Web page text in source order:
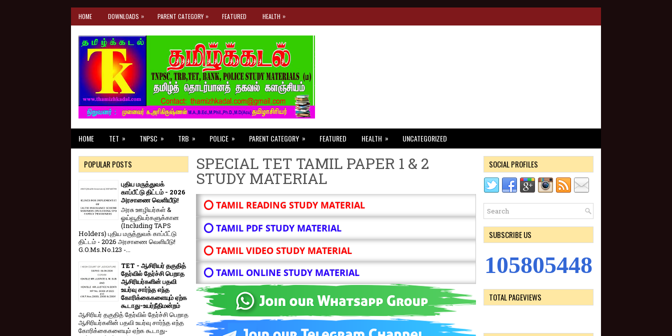
HOME DOWNLOADS » PARENT CATEGORY » FEATURED HEALTH »
HOME TET » TNPSC » TRB » POLICE » PARENT CATEGORY » FEATURED HEALTH » UNCATEGORIZED
SPECIAL TET TAMIL PAPER 1 & 2
STUDY MATERIAL
⭕ TAMIL READING STUDY MATERIAL
⭕ TAMIL PDF STUDY MATERIAL
⭕ TAMIL VIDEO STUDY MATERIAL
⭕ TAMIL ONLINE STUDY MATERIAL
POPULAR POSTS
புதிய மருத்துவக்
காப்பீட்டு திட்டம் - 2026
அரசாணை வெளியீடு!
அரசு ஊழியர்கள் &
ஓய்வூதியர்களுக்கான
(Including TAPS
Holders) புதிய மருத்துவக் காப்பீட்டு
திட்டம் - 2026 அரசாணை வெளியீடு!
G.O.Ms.No.123 -...
TET - ஆசிரியர் தகுதித்
தேர்வில் தேர்ச்சி பெறாத
ஆசிரியர்களின் பதவி
உயர்வு சார்ந்த எந்த
கோரிக்கைகளையும் ஏற்க
கூடாது-உயர்நீதிமன்றம்
ஆசிரியர் தகுதித் தேர்வில் தேர்ச்சி பெறாத
ஆசிரியர்களின் பதவி உயர்வு சார்ந்த எந்த
கோரிக்கைகளையும் ஏற்க கூடாது-
SOCIAL PROFILES
SUBSCRIBE US
105805448
TOTAL PAGEVIEWS